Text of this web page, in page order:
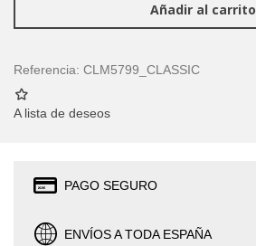
Añadir al carrito
Referencia: CLM5799_CLASSIC
A lista de deseos
PAGO SEGURO
ENVÍOS A TODA ESPAÑA